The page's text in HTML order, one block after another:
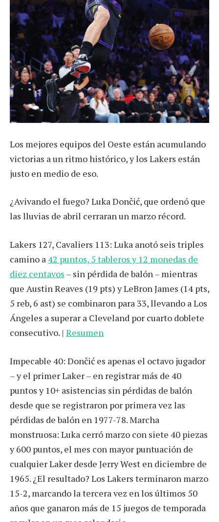
Los mejores equipos del Oeste están acumulando
victorias a un ritmo histórico, y los Lakers están
justo en medio de eso.
¿Avivando el fuego? Luka Dončić, que ordenó que
las lluvias de abril cerraran un marzo récord.
Lakers 127, Cavaliers 113: Luka anotó seis triples
camino a42 puntos, 5 tableros y 12 monedas de
diez centavos – sin pérdida de balón – mientras
que Austin Reaves (19 pts) y LeBron James (14 pts,
5 reb, 6 ast) se combinaron para 33, llevando a Los
Ángeles a superar a Cleveland por cuarto doblete
consecutivo. | Resumen
Impecable 40: Dončić es apenas el octavo jugador
– y el primer Laker – en registrar más de 40
puntos y 10+ asistencias sin pérdidas de balón
desde que se registraron por primera vez las
pérdidas de balón en 1977-78. Marcha
monstruosa: Luka cerró marzo con siete 40 piezas
y 600 puntos, el mes con mayor puntuación de
cualquier Laker desde Jerry West en diciembre de
1965. ¿El resultado? Los Lakers terminaron marzo
15-2, marcando la tercera vez en los últimos 50
años que ganaron más de 15 juegos de temporada